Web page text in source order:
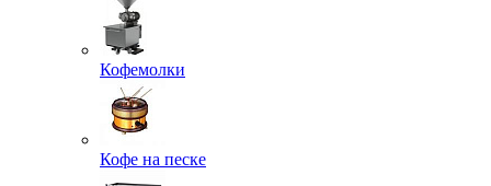
Кофемолки
Кофе на песке